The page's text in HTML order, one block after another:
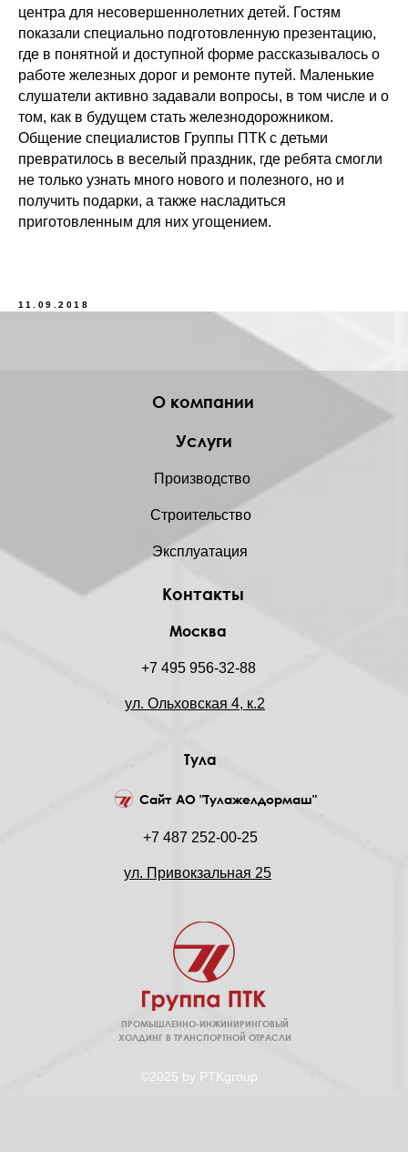
центра для несовершеннолетних детей. Гостям
показали специально подготовленную презентацию,
где в понятной и доступной форме рассказывалось о
работе железных дорог и ремонте путей. Маленькие
слушатели активно задавали вопросы, в том числе и о
том, как в будущем стать железнодорожником.
Общение специалистов Группы ПТК с детьми
превратилось в веселый праздник, где ребята смогли
не только узнать много нового и полезного, но и
получить подарки, а также насладиться
приготовленным для них угощением.
11.09.2018
Москва
ул. Привокзальная 25
©2025 by PTKgroup
ПРОМЫШЛЕННО-ИНЖИНИРИНГОВЫЙ
ХОЛДИНГ В ТРАНСПОРТНОЙ ОТРАСЛИ
ул. Ольховская 4, к.2
Тула
О компании
Контакты
Сайт АО "Тулажелдормаш"
Услуги
Производство
+7 487 252-00-25
+7 495 956-32-88
заказать звонок
заказать звонок
Строительство
Эксплуатация